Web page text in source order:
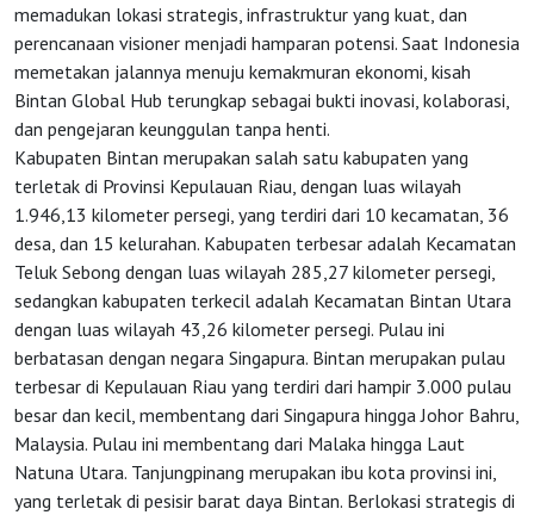
HOME
memadukan lokasi strategis, infrastruktur yang kuat, dan
perencanaan visioner menjadi hamparan potensi. Saat Indonesia
memetakan jalannya menuju kemakmuran ekonomi, kisah
Bintan Global Hub terungkap sebagai bukti inovasi, kolaborasi,
dan pengejaran keunggulan tanpa henti.
Kabupaten Bintan merupakan salah satu kabupaten yang
terletak di Provinsi Kepulauan Riau, dengan luas wilayah
1.946,13 kilometer persegi, yang terdiri dari 10 kecamatan, 36
desa, dan 15 kelurahan. Kabupaten terbesar adalah Kecamatan
Teluk Sebong dengan luas wilayah 285,27 kilometer persegi,
sedangkan kabupaten terkecil adalah Kecamatan Bintan Utara
dengan luas wilayah 43,26 kilometer persegi. Pulau ini
berbatasan dengan negara Singapura. Bintan merupakan pulau
terbesar di Kepulauan Riau yang terdiri dari hampir 3.000 pulau
besar dan kecil, membentang dari Singapura hingga Johor Bahru,
Malaysia. Pulau ini membentang dari Malaka hingga Laut
Natuna Utara. Tanjungpinang merupakan ibu kota provinsi ini,
yang terletak di pesisir barat daya Bintan. Berlokasi strategis di